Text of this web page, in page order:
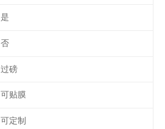
是
否
过磅
可贴膜
可定制